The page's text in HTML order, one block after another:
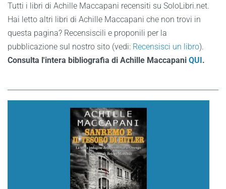
Tutti i libri di Achille Maccapani recensiti su SoloLibri.net.
Hai letto altri libri di Achille Maccapani che non trovi in
questa pagina? Recensiscili e proponili per la
pubblicazione sul nostro sito (vedi: Recensisci un libro).
Consulta l'intera bibliografia di Achille Maccapani QUI.